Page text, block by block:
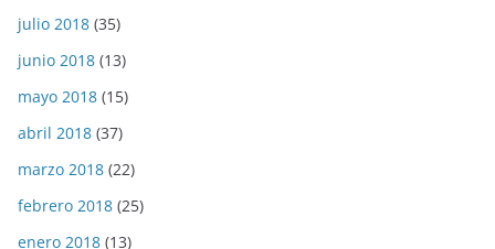
julio 2018 (35)
junio 2018 (13)
mayo 2018 (15)
abril 2018 (37)
marzo 2018 (22)
febrero 2018 (25)
enero 2018 (13)